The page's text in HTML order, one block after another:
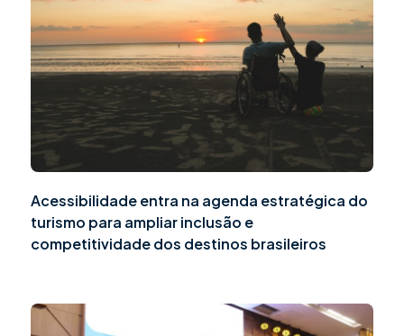
Acessibilidade entra na agenda estratégica do
turismo para ampliar inclusão e
competitividade dos destinos brasileiros